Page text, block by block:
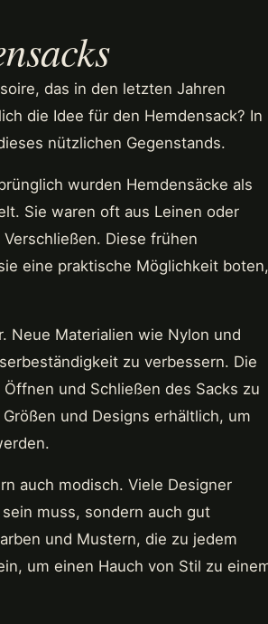
das in den letzten Jahren
die Idee für den Hemdensack? In
nützlichen Gegenstands.
wurden Hemdensäcke als
Sie waren oft aus Leinen oder
Diese frühen
eine praktische Möglichkeit boten,
Neue Materialien wie Nylon und
zu verbessern. Die
und Schließen des Sacks zu
und Designs erhältlich, um
auch modisch. Viele Designer
muss, sondern auch gut
und Mustern, die zu jedem
um einen Hauch von Stil zu